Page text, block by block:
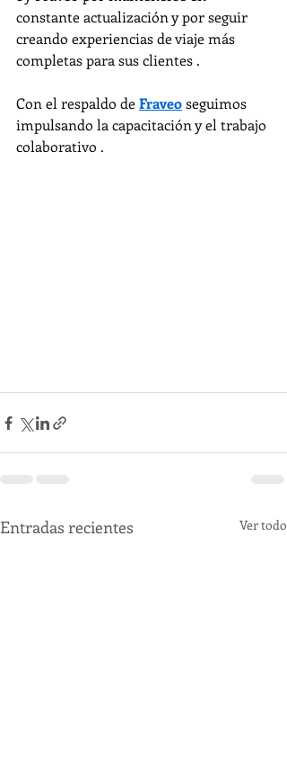
constante actualización y por seguir
creando experiencias de viaje más
completas para sus clientes .
Con el respaldo de Fraveo seguimos
impulsando la capacitación y el trabajo
colaborativo .
Entradas recientes Ver todo